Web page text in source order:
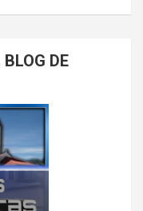
DE